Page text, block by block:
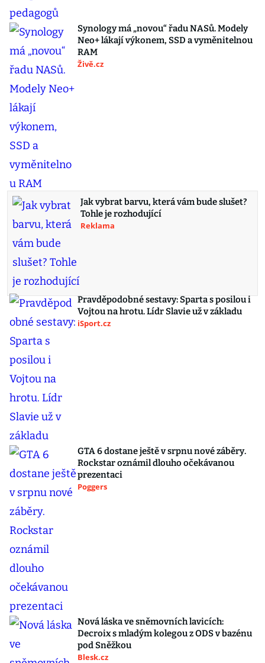
Synology má „novou“ řadu NASů. Modely
Neo+ lákají výkonem, SSD a vyměnitelnou
RAM
Živě.cz
Jak vybrat barvu, která vám bude slušet?
Tohle je rozhodující
Reklama
Pravděpodobné sestavy: Sparta s posilou i
Vojtou na hrotu. Lídr Slavie už v základu
iSport.cz
GTA 6 dostane ještě v srpnu nové záběry.
Rockstar oznámil dlouho očekávanou
prezentaci
Poggers
Nová láska ve sněmovních lavicích:
Decroix s mladým kolegou z ODS v bazénu
pod Sněžkou
Blesk.cz